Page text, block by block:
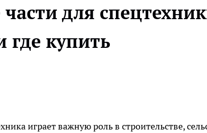
для
где купить
играет важную роль в строительстве,